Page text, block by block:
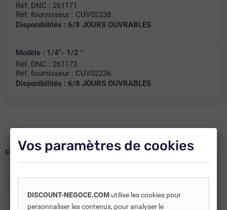
Réf. DNC : 261171
Réf. fournisseur : CUV02238
Disponibilités : 6/8 JOURS OUVRABLES
Modèle : 1/4"- 1/2 "
Réf. DNC : 261173
Réf. fournisseur : CUV02236
Disponibilités : 6/8 JOURS OUVRABLES
Catégories :
Vos paramètres de cookies
DISCOUNT-NEGOCE.COM utilise les cookies pour
personnaliser les contenus, pour analyser le